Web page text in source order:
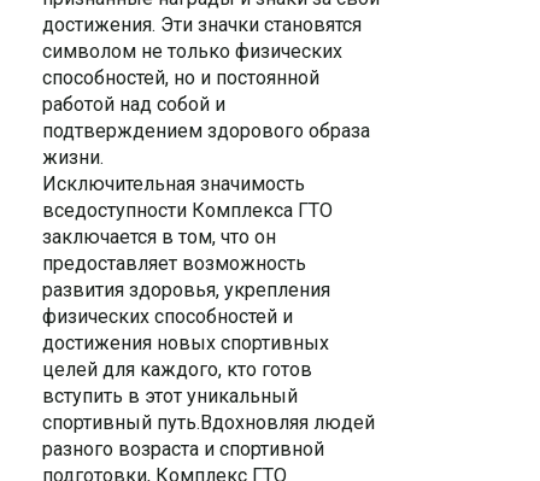
достижения. Эти значки становятся
символом не только физических
способностей, но и постоянной
работой над собой и
подтверждением здорового образа
жизни.
Исключительная значимость
вседоступности Комплекса ГТО
заключается в том, что он
предоставляет возможность
развития здоровья, укрепления
физических способностей и
достижения новых спортивных
целей для каждого, кто готов
вступить в этот уникальный
спортивный путь.Вдохновляя людей
разного возраста и спортивной
подготовки, Комплекс ГТО